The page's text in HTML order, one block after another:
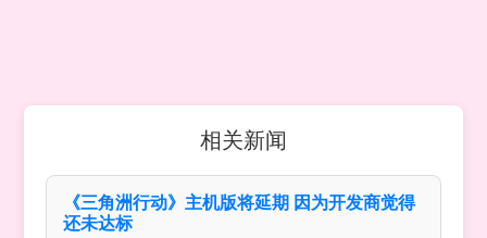
相关新闻
《三角洲行动》主机版将延期 因为开发商觉得
还未达标